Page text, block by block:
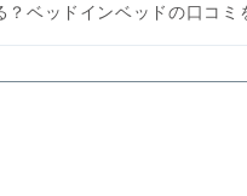
ベッドインベッドの口コミ